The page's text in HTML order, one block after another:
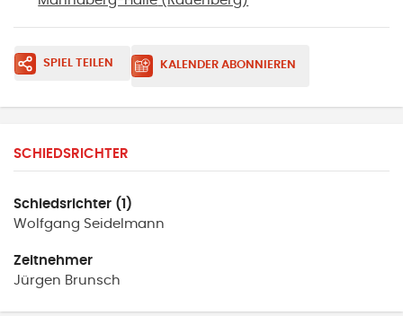
SPIEL TEILEN KALENDER ABONNIEREN
SCHIEDSRICHTER
Schiedsrichter (1)
Wolfgang Seidelmann
Zeitnehmer
Jürgen Brunsch